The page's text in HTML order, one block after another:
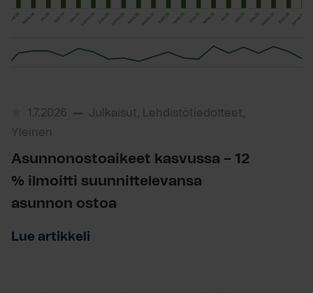
1.7.2026
Julkaisut, Lehdistötiedotteet,
Yleinen
Asunnonostoaikeet kasvussa – 12
% ilmoitti suunnittelevansa
asunnon ostoa
Lue artikkeli